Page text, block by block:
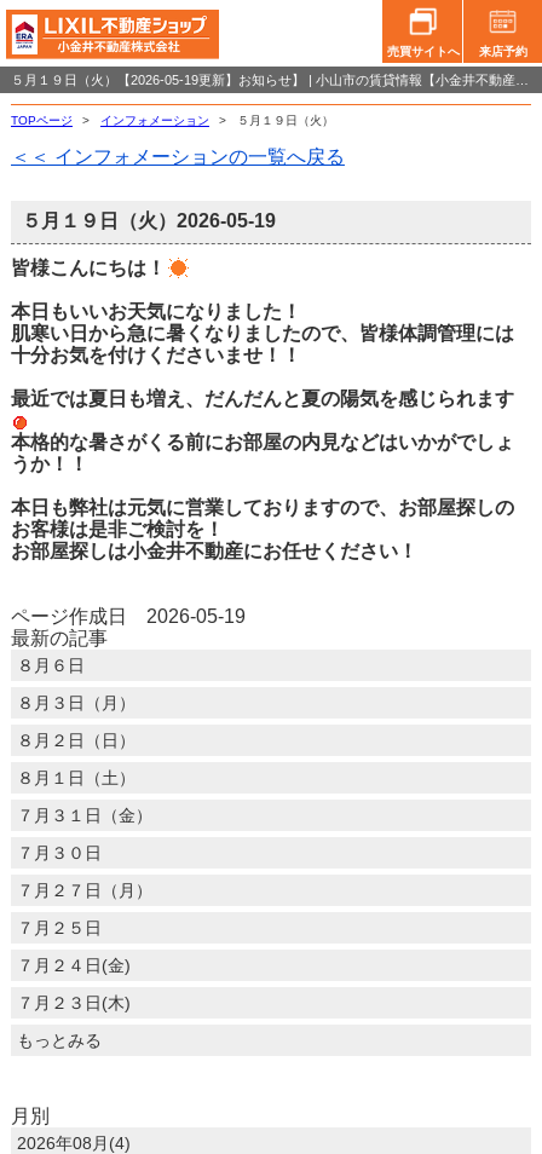
売買サイトへ 来店予約
TOPページ > インフォメーション > ５月１９日（火）
＜＜ インフォメーションの一覧へ戻る
５月１９日（火） 2026-05-19
皆様こんにちは！
本日もいいお天気になりました！
肌寒い日から急に暑くなりましたので、皆様体調管理には
十分お気を付けくださいませ！！
最近では夏日も増え、だんだんと夏の陽気を感じられます
本格的な暑さがくる前にお部屋の内見などはいかがでしょ
うか！！
本日も弊社は元気に営業しておりますので、お部屋探しの
お客様は是非ご検討を！
お部屋探しは小金井不動産にお任せください！
ページ作成日 2026-05-19
最新の記事
８月６日
８月３日（月）
８月２日（日）
８月１日（土）
７月３１日（金）
７月３０日
７月２７日（月）
７月２５日
７月２４日(金)
７月２３日(木)
もっとみる
月別
2026年08月(4)